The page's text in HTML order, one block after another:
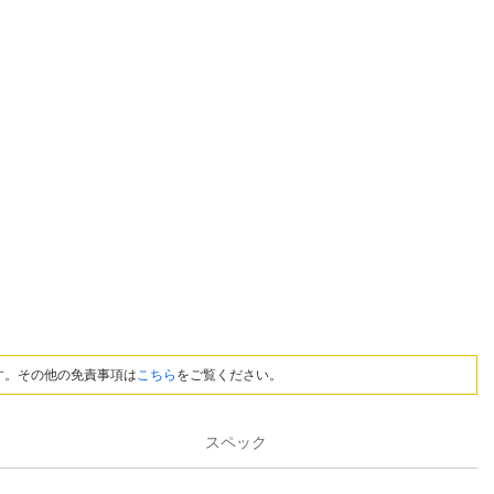
その他の免責事項はこちら をご覧ください。
スペック